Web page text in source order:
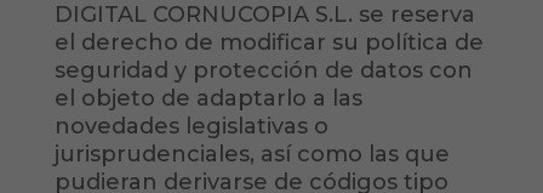
DIGITAL CORNUCOPIA S.L. se reserva
el derecho de modificar su política de
seguridad y protección de datos con
el objeto de adaptarlo a las
novedades legislativas o
jurisprudenciales, así como las que
pudieran derivarse de códigos tipo